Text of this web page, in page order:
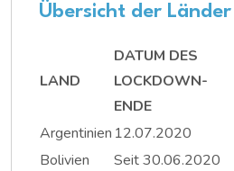
Übersicht der Länder
LAND
DATUM DES
LOCKDOWN-
ENDE
Argentinien 12.07.2020
Bolivien
Seit 30.06.2020